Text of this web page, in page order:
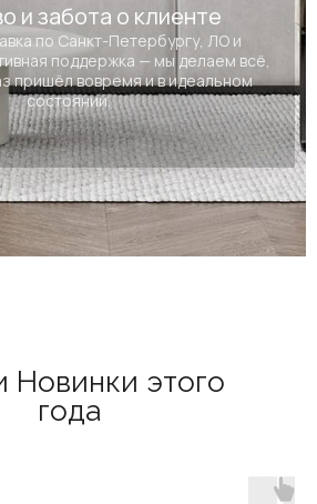
и забота о клиенте
по Санкт-Петербургу, ЛО и
поддержка — мы делаем всё,
пришёл вовремя и в идеальном
состоянии.
Новинки этого
года